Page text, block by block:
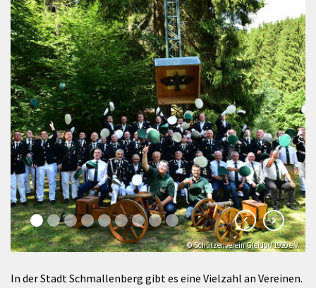
Wirtschaft
© Schützenverein Gleidorf 1920 e.V.
In der Stadt Schmallenberg gibt es eine Vielzahl an Vereinen.